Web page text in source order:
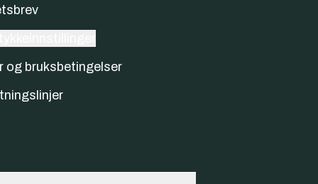
og bruksbetingelser